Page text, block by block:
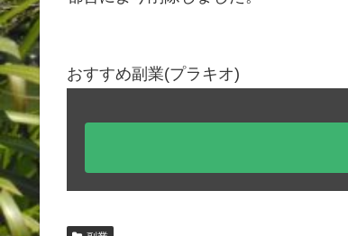
おすすめ副業(プラキオ)